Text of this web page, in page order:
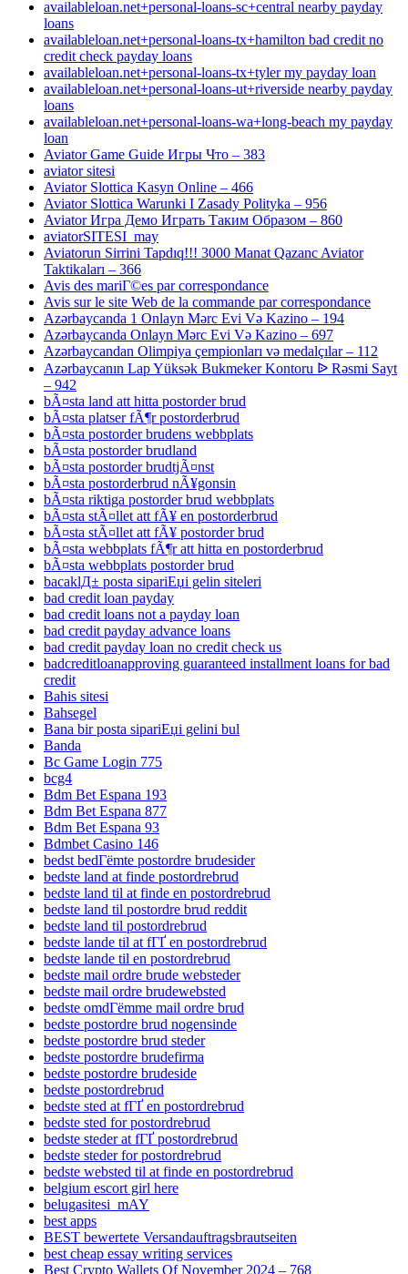
availableloan.net+personal-loans-sc+central nearby payday
loans
availableloan.net+personal-loans-tx+hamilton bad credit no
credit check payday loans
availableloan.net+personal-loans-tx+tyler my payday loan
availableloan.net+personal-loans-ut+riverside nearby payday
loans
availableloan.net+personal-loans-wa+long-beach my payday
loan
Aviator Game Guide Игры Что – 383
aviator sitesi
Aviator Slottica Kasyn Online – 466
Aviator Slottica Warunki I Zasady Polityka – 956
Aviator Игра Демо Играть Таким Образом – 860
aviatorSITESI_may
Aviatorun Sirrini Tapdıq!!! 3000 Manat Qazanc Aviator
Taktikaları – 366
Avis des mariГ©es par correspondance
Avis sur le site Web de la commande par correspondance
Azərbaycanda 1 Onlayn Mərc Evi Və Kazino – 194
Azərbaycanda Onlayn Mərc Evi Və Kazino – 697
Azərbaycandan Olimpiya çempionları və medalçılar – 112
Azərbaycanın Lap Yüksək Bukmeker Kontoru ᐉ Rəsmi Sayt
– 942
bÃ¤sta land att hitta postorder brud
bÃ¤sta platser fÃ¶r postorderbrud
bÃ¤sta postorder brudens webbplats
bÃ¤sta postorder brudland
bÃ¤sta postorder brudtjÃ¤nst
bÃ¤sta postorderbrud nÃ¥gonsin
bÃ¤sta riktiga postorder brud webbplats
bÃ¤sta stÃ¤llet att fÃ¥ en postorderbrud
bÃ¤sta stÃ¤llet att fÃ¥ postorder brud
bÃ¤sta webbplats fÃ¶r att hitta en postorderbrud
bÃ¤sta webbplats postorder brud
bacaklД± posta sipariЕџi gelin siteleri
bad credit loan payday
bad credit loans not a payday loan
bad credit payday advance loans
bad credit payday loan no credit check us
badcreditloanapproving guaranteed installment loans for bad
credit
Bahis sitesi
Bahsegel
Bana bir posta sipariЕџi gelini bul
Banda
Bc Game Login 775
bcg4
Bdm Bet Espana 193
Bdm Bet Espana 877
Bdm Bet Espana 93
Bdmbet Casino 146
bedst bedГёmte postordre brudesider
bedste land at finde postordrebrud
bedste land til at finde en postordrebrud
bedste land til postordre brud reddit
bedste land til postordrebrud
bedste lande til at fГҐ en postordrebrud
bedste lande til en postordrebrud
bedste mail ordre brude websteder
bedste mail ordre brudewebsted
bedste omdГёmme mail ordre brud
bedste postordre brud nogensinde
bedste postordre brud steder
bedste postordre brudefirma
bedste postordre brudeside
bedste postordrebrud
bedste sted at fГҐ en postordrebrud
bedste sted for postordrebrud
bedste steder at fГҐ postordrebrud
bedste steder for postordrebrud
bedste websted til at finde en postordrebrud
belgium escort girl here
belugasitesi_mAY
best apps
BEST bewertete Versandauftragsbrautseiten
best cheap essay writing services
Best Crypto Wallets Of November 2024 – 768